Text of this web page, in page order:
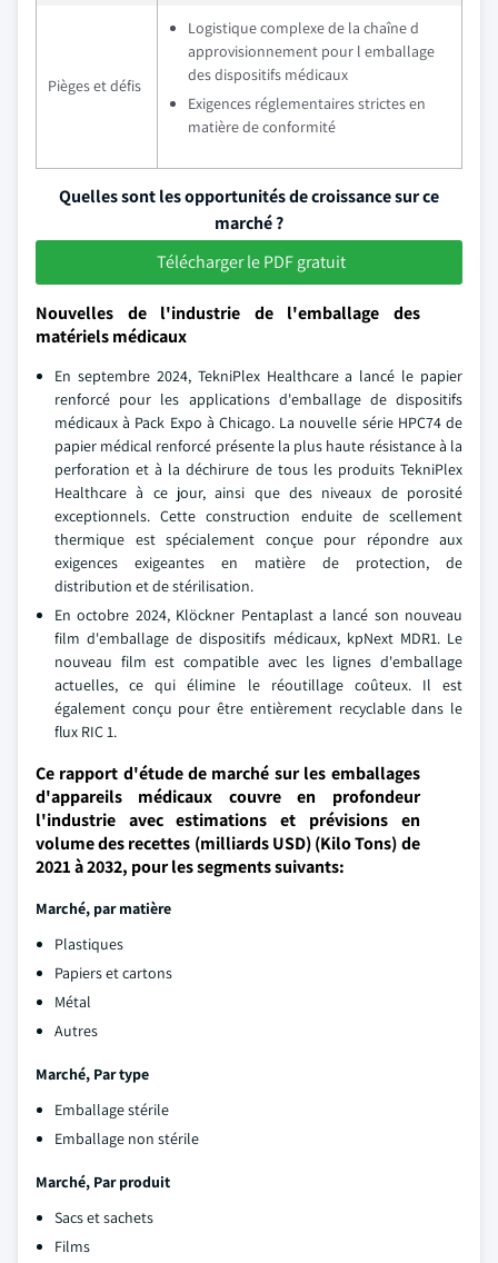
Pièges et défis
Logistique complexe de la chaîne d
approvisionnement pour l emballage
des dispositifs médicaux
Exigences réglementaires strictes en
matière de conformité
Quelles sont les opportunités de croissance sur ce
marché ?
Télécharger le PDF gratuit
Nouvelles de l'industrie de l'emballage des
matériels médicaux
En septembre 2024, TekniPlex Healthcare a lancé le papier
renforcé pour les applications d'emballage de dispositifs
médicaux à Pack Expo à Chicago. La nouvelle série HPC74 de
papier médical renforcé présente la plus haute résistance à la
perforation et à la déchirure de tous les produits TekniPlex
Healthcare à ce jour, ainsi que des niveaux de porosité
exceptionnels. Cette construction enduite de scellement
thermique est spécialement conçue pour répondre aux
exigences exigeantes en matière de protection, de
distribution et de stérilisation.
En octobre 2024, Klöckner Pentaplast a lancé son nouveau
film d'emballage de dispositifs médicaux, kpNext MDR1. Le
nouveau film est compatible avec les lignes d'emballage
actuelles, ce qui élimine le réoutillage coûteux. Il est
également conçu pour être entièrement recyclable dans le
flux RIC 1.
Ce rapport d'étude de marché sur les emballages
d'appareils médicaux couvre en profondeur
l'industrie avec estimations et prévisions en
volume des recettes (milliards USD) (Kilo Tons) de
2021 à 2032, pour les segments suivants:
Marché, par matière
Plastiques
Papiers et cartons
Métal
Autres
Marché, Par type
Emballage stérile
Emballage non stérile
Marché, Par produit
Sacs et sachets
Films